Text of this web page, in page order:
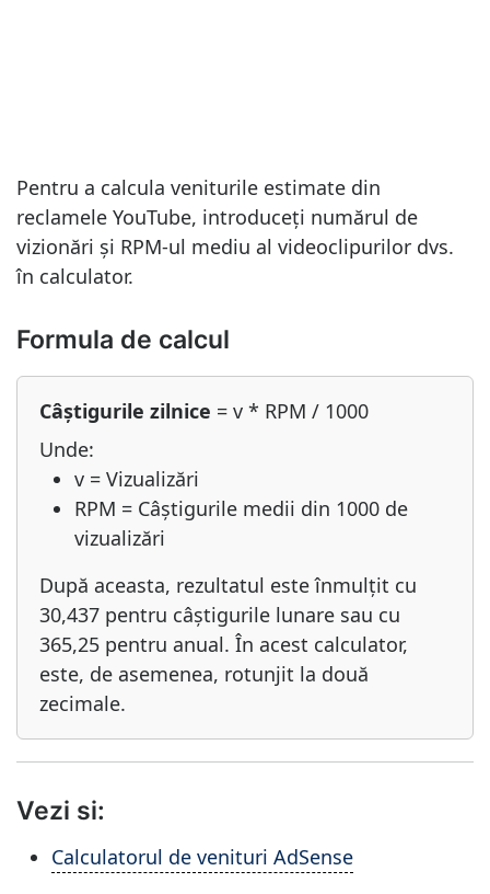
Pentru a calcula veniturile estimate din
reclamele YouTube, introduceți numărul de
vizionări și RPM-ul mediu al videoclipurilor dvs.
în calculator.
Formula de calcul
Câștigurile zilnice = v * RPM / 1000
Unde:
v = Vizualizări
RPM = Câștigurile medii din 1000 de
vizualizări
După aceasta, rezultatul este înmulțit cu
30,437 pentru câștigurile lunare sau cu
365,25 pentru anual. În acest calculator,
este, de asemenea, rotunjit la două
zecimale.
Vezi si:
Calculatorul de venituri AdSense